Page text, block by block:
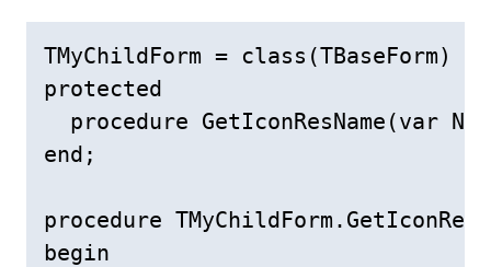
TMyChildForm = class(TBaseForm)
protected
procedure GetIconResName(var
end;
procedure
begin